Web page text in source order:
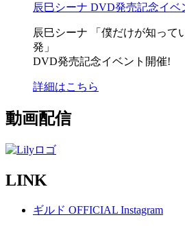
辰巳シーナ DVD発売記念イベ
辰巳シーナ
「僕だけが知っ
発」
DVD発売記念イベント開催!
詳細はこちら
動画配信
LINK
ギルド OFFICIAL Instagram